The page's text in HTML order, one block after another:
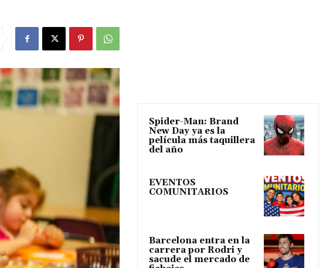
Spider-Man: Brand
New Day ya es la
película más taquillera
del año
EVENTOS
COMUNITARIOS
Barcelona entra en la
carrera por Rodri y
sacude el mercado de